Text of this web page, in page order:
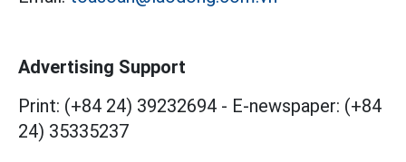
Advertising Support
Print: (+84 24) 39232694 - E-newspaper: (+84
24) 35335237